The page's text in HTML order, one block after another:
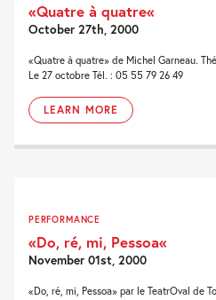
«Quatre à quatre«
October 27th, 2000
«Quatre à quatre» de Michel Garneau.
Le 27 octobre Tél. : 05 55 79 26 49
LEARN MORE
PERFORMANCE
«Do, ré, mi, Pessoa«
November 01st, 2000
«Do, ré, mi, Pessoa» par le TeatrOval de